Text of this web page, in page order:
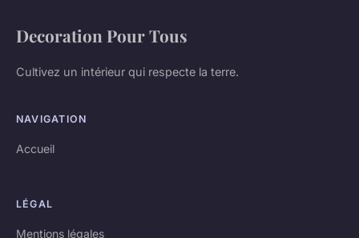
Decoration Pour Tous
Cultivez un intérieur qui respecte la terre.
NAVIGATION
Accueil
LÉGAL
Mentions légales